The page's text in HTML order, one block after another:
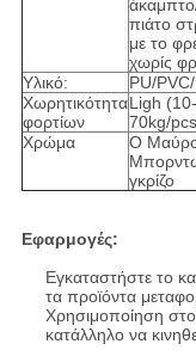
πιάτο
με το
χωρίς
Υλικό:
PU/
Χωρητικότητα
φορτίων
Ligh (10-
70kg/
Χρώμα
Ο
γκρίζο
Εφαρμογές:
Εγκαταστήστε το
τα προϊόντα
Χρησιμοποίηση
κατάλληλο να